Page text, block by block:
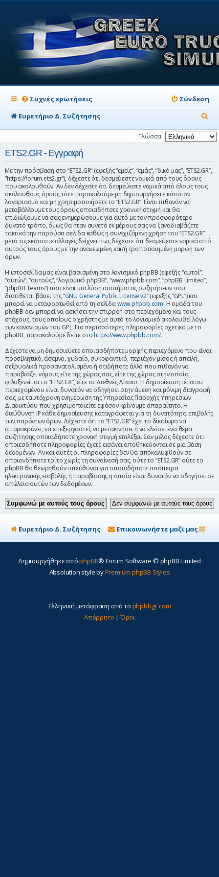
Συχνές ερωτήσεις
Σύνδεση
Ευρετήριο Δ. Συζήτησης
ν
α
ή
Γλώσσα:
ETS2.GR - Εγγραφή
Με την πρόσβαση στο “ETS2.GR” (εφεξής “εμείς”, “εμάς”, “δικό μας”, “ETS2.GR”,
“https://forum.ets2.gr”), δέχεστε ότι δεσμεύεστε νομικά από τους όρους
που ακολουθούν. Αν δεν δέχεστε ότι δεσμεύεστε νομικά από όλους τους
ακόλουθους όρους τότε παρακαλούμε μη δημιουργήσετε κάποιον
λογαριασμό και μη χρησιμοποιήσετε το “ETS2.GR”. Είναι πιθανόν να
μεταβάλλουμε τους όρους οποιαδήποτε χρονική στιγμή και θα
επιδιώξουμε να σας ενημερώσουμε για αυτό με τον προσφορότερο
δυνατό τρόπο, όμως θα ήταν συνετό εκ μέρους σας να ξαναδιαβάζετε
τακτικά την παρούσα σελίδα καθώς η συνεχιζόμενη χρήση του “ETS2.GR”
μετά τις εκάστοτε αλλαγές δείχνει πως δέχεστε ότι δεσμεύεστε νομικά από
αυτούς τους όρους με την ανανεωμένη και/ή τροποποιημένη μορφή των
όρων.
Η ιστοσελίδα μας είναι βασισμένη στο λογισμικό phpBB (εφεξής “αυτοί”,
“αυτών”, “αυτούς”, “λογισμικό phpBB”, “www.phpbb.com”, “phpBB Limited”,
“phpBB Teams”) που είναι μια λύση συστήματος συζητήσεων που
διατίθεται βάσει της “GNU General Public License v2” (εφεξής “GPL”) και
μπορεί να μεταφορτωθεί από τη σελίδαwww.phpbb.com. Η ομάδα του
phpBB δεν μπορεί να ασκήσει την επιρροή στο περιεχόμενο και τους
στόχους, τους οποίους ο χρήστης με αυτό το λογισμικό ακολουθεί λόγω
των κανονισμών του GPL. Για περισσότερες πληροφορίες σχετικά με το
phpBB, παρακαλούμε δείτε στο https://www.phpbb.com/.
Δέχεστε να μη δημοσιεύετε οποιασδήποτε μορφής περιεχόμενο που είναι
προσβλητικό, άσεμνο, χυδαίο, συκοφαντικό, περιέχον μίσος ή απειλή,
σεξουαλικά προσανατολισμένο ή οτιδήποτε άλλο που πιθανόν να
παραβιάζει νόμους είτε της χώρας σας, είτε της χώρας στην οποία
φιλοξενείται το “ETS2.GR”, είτε το Διεθνές Δίκαιο. Η δημοσίευση τέτοιου
περιεχομένου είναι δυνατόν να οδηγήσει στην άμεση και μόνιμη διαγραφή
σας, με ταυτόχρονη ενημέρωση της Υπηρεσίας Παροχής Υπηρεσιών
Διαδικτύου που χρησιμοποιείτε εφόσον κρίνουμε απαραίτητο. Η
διεύθυνση IP κάθε δημοσίευσης καταγράφεται για τη δυνατότητα επιβολής
των παρόντων όρων. Δέχεστε ότι το “ETS2.GR” έχει το δικαίωμα να
απομακρύνει, να επεξεργαστεί, να μετακινήσει ή να κλείσει ένα θέμα
συζήτησης οποιαδήποτε χρονική στιγμή επιλέξει. Σαν μέλος δέχεστε ότι
οποιεσδήποτε πληροφορίες έχετε εισάγει αποθηκεύονται σε μια βάση
δεδομένων. Αν και αυτές οι πληροφορίες δεν θα αποκαλυφθούν σε
οποιονδήποτε τρίτο χωρίς τη συναίνεσή σας, ούτε το “ETS2.GR” ούτε το
phpBB θα θεωρηθούν υπεύθυνοι για οποιαδήποτε απόπειρα
ηλεκτρονικής εισβολής ή παραβίασης η οποία είναι δυνατόν να οδηγήσει σε
απώλεια αυτών των δεδομένων.
Ευρετήριο Δ. Συζήτησης Επικοινωνήστε μαζί μας
Δημιουργήθηκε απόphpBB® Forum Software © phpBB Limited
Absolution style byPremium phpBB Styles
Ελληνική μετάφραση από το phpbbgr.com
Απόρρητο |Όροι